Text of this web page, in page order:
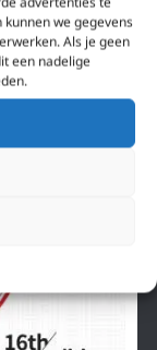
we gegevens
Als je geen
een nadelige